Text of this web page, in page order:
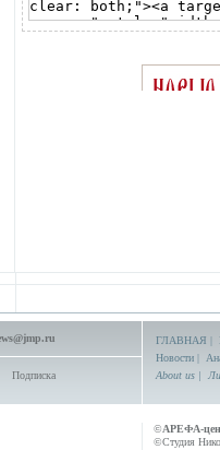
Подписка
ГЛАВНАЯ |
Новости |
About us |
©АРЕФА-
©Студия